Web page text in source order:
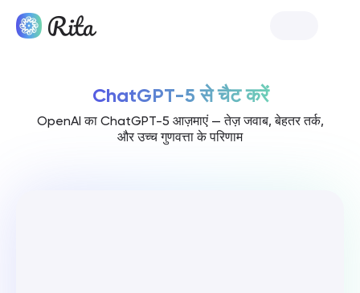
ChatGPT-5 से चैट करें
OpenAI का ChatGPT-5 आज़माएं — तेज़ जवाब, बेहतर तर्क,
और उच्च गुणवत्ता के परिणाम